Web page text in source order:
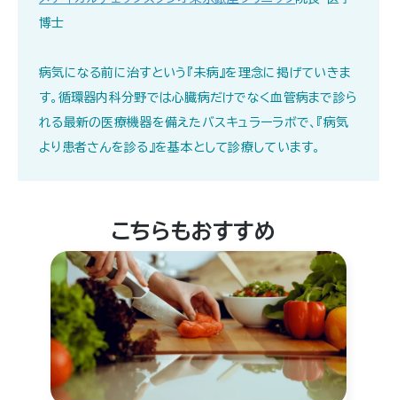
博士
病気になる前に治すという『未病』を理念に掲げていきま
す。循環器内科分野では心臓病だけでなく血管病まで診ら
れる最新の医療機器を備えたバスキュラーラボで、『病気
より患者さんを診る』を基本として診療しています｡
こちらもおすすめ